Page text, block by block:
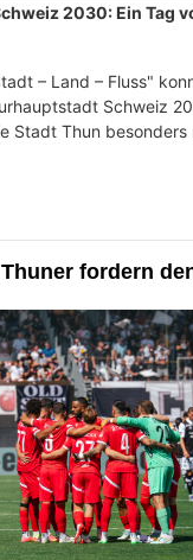
2030: Ein Tag
– Land – Fluss"
Schweiz
Stadt Thun besonders
fordern